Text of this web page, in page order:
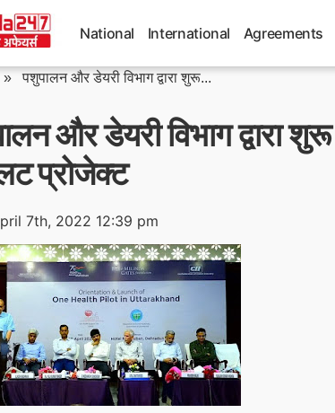
National International Agreements
»पशुपालन और डेयरी विभाग द्वारा शुरू...
और डेयरी विभाग द्वारा
प्रोजेक्ट
7th, 2022 12:39 pm